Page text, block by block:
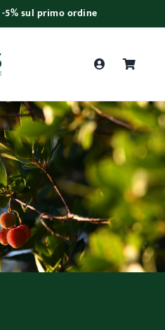
5% sul primo ordine